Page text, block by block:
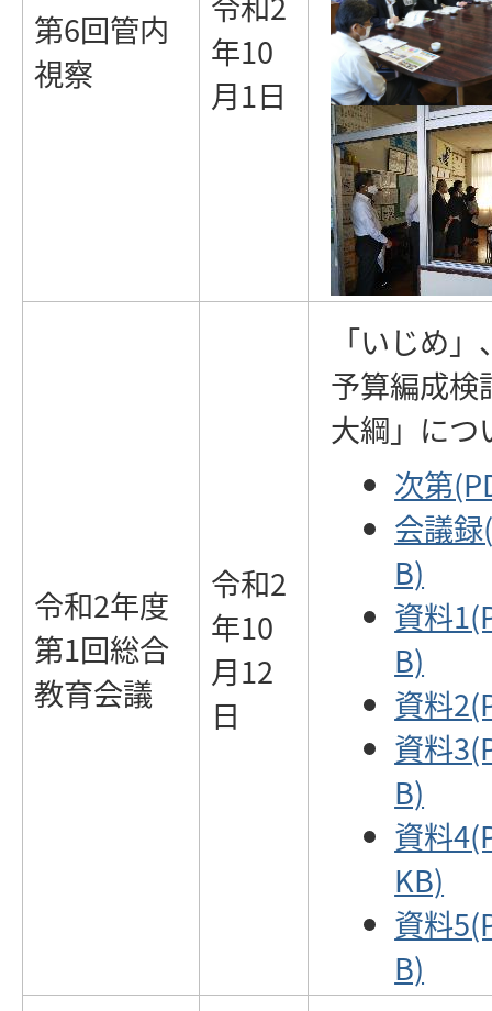
第6回管内
視察
年10
月1日
令和2年度
第1回総合
教育会議
令和2
年10
月12
日
「いじめ
予算編成検
大綱」につ
次第
会議
B)
資料
B)
資料
資料
B)
資料
KB)
資料
B)